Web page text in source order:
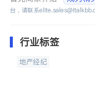
台，请联系
行业标签
地产经纪